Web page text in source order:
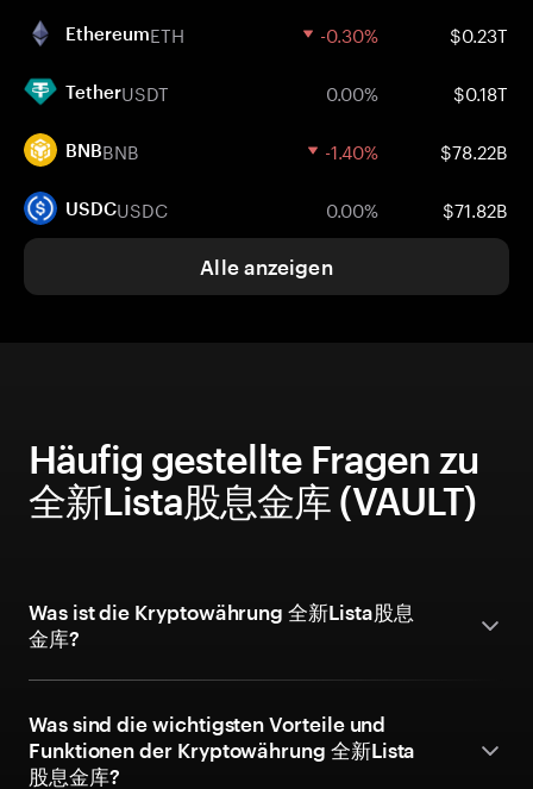
EthereumETH -0.30% $0.23T
TetherUSDT 0.00% $0.18T
BNBBNB -1.40% $78.22B
USDCUSDC 0.00% $71.82B
Alle anzeigen
Häufig gestellte Fragen zu
全新Lista股息金库 (VAULT)
Was ist die Kryptowährung 全新Lista股息
金库?
Was sind die wichtigsten Vorteile und
Funktionen der Kryptowährung 全新Lista
股息金库?